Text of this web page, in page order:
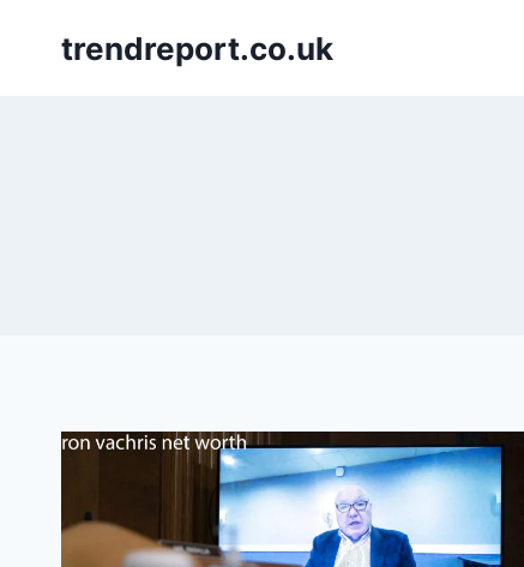
trendreport.co.uk